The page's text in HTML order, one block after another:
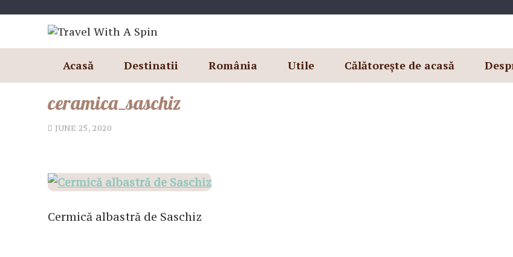
Acasă Destinatii România Utile Călătorește de acasă
ceramica_saschiz
JUNE 25, 2020
Cermică albastră de Saschiz